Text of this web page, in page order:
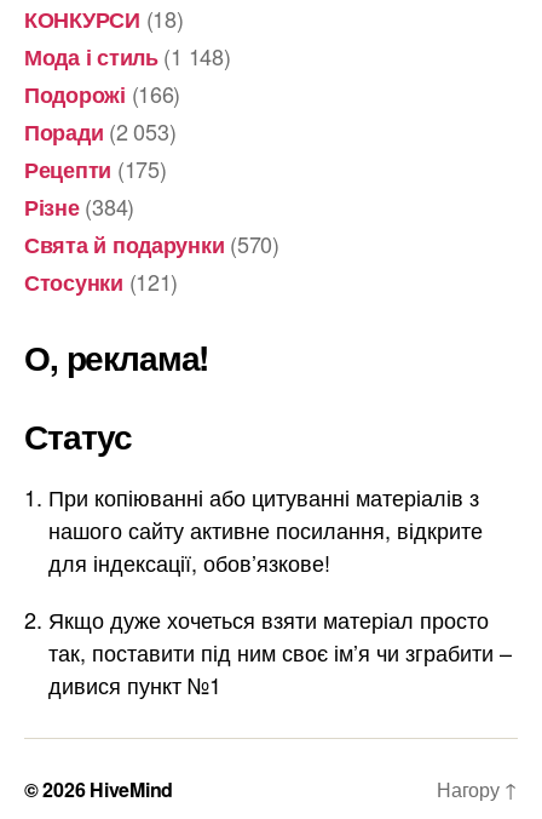
КОНКУРСИ (18)
Мода і стиль(1 148)
Подорожі (166)
Поради (2 053)
Рецепти (175)
Різне(384)
Свята й подарунки (570)
Стосунки (121)
О, реклама!
Статус
При копіюванні або цитуванні матеріалів з
нашого сайту активне посилання, відкрите
для індексації, обов’язкове!
Якщо дуже хочеться взяти матеріал просто
так, поставити під ним своє ім’я чи зграбити –
дивися пункт №1
© 2026HiveMind Нагору ↑